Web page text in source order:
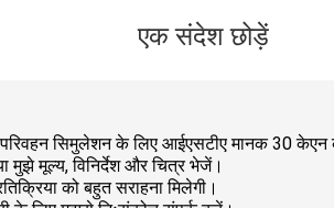
एक संदेश छोड़ें